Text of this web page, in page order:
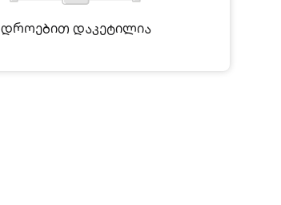
დროებით დაკეტილია